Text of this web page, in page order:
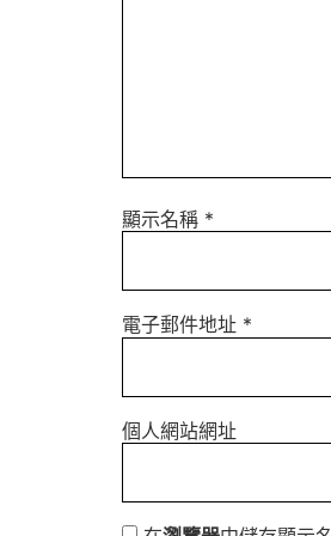
顯示名稱 *
電子郵件地址 *
個人網站網址